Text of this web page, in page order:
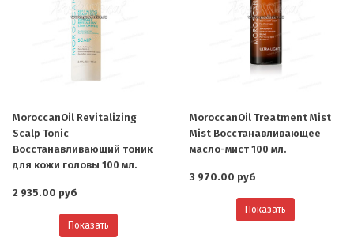
MoroccanOil Revitalizing
Scalp Tonic
Восстанавливающий тоник
для кожи головы 100 мл.
2 935.00 руб
Показать
MoroccanOil Treatment Mist
Mist Восстанавливающее
масло-мист 100 мл.
3 970.00 руб
Показать